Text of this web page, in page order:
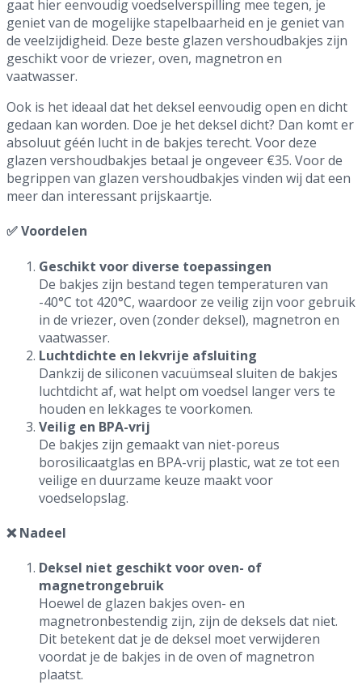
gaat hier eenvoudig voedselverspilling mee tegen, je
geniet van de mogelijke stapelbaarheid en je geniet van
de veelzijdigheid. Deze beste glazen vershoudbakjes zijn
geschikt voor de vriezer, oven, magnetron en
vaatwasser.
Ook is het ideaal dat het deksel eenvoudig open en dicht
gedaan kan worden. Doe je het deksel dicht? Dan komt er
absoluut géén lucht in de bakjes terecht. Voor deze
glazen vershoudbakjes betaal je ongeveer €35. Voor de
begrippen van glazen vershoudbakjes vinden wij dat een
meer dan interessant prijskaartje.
✅ Voordelen
Geschikt voor diverse toepassingen
De bakjes zijn bestand tegen temperaturen van
-40°C tot 420°C, waardoor ze veilig zijn voor gebruik
in de vriezer, oven (zonder deksel), magnetron en
vaatwasser.
Luchtdichte en lekvrije afsluiting
Dankzij de siliconen vacuümseal sluiten de bakjes
luchtdicht af, wat helpt om voedsel langer vers te
houden en lekkages te voorkomen.
Veilig en BPA-vrij
De bakjes zijn gemaakt van niet-poreus
borosilicaatglas en BPA-vrij plastic, wat ze tot een
veilige en duurzame keuze maakt voor
voedselopslag.
❌ Nadeel
Deksel niet geschikt voor oven- of
magnetrongebruik
Hoewel de glazen bakjes oven- en
magnetronbestendig zijn, zijn de deksels dat niet.
Dit betekent dat je de deksel moet verwijderen
voordat je de bakjes in de oven of magnetron
plaatst.